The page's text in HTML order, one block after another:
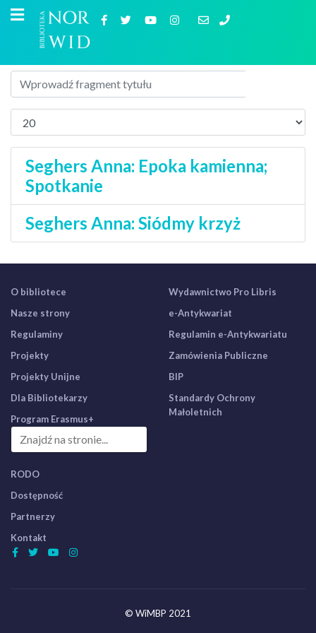
Seghers Anna: Epoka kamienna;
Spotkanie
Seghers Anna: Siódmy krzyż
O bibliotece
Nasze strony
Regulaminy
Projekty
Projekty Unijne
Dla Bibliotekarzy
Program Erasmus+
Wydawnictwo Pro Libris
e-Antykwariat
Regulamin e-Antykwariatu
Zamówienia Publiczne
BIP
Standardy Ochrony
Małoletnich
RODO
Dostępność
Partnerzy
Kontakt
© WiMBP 2021